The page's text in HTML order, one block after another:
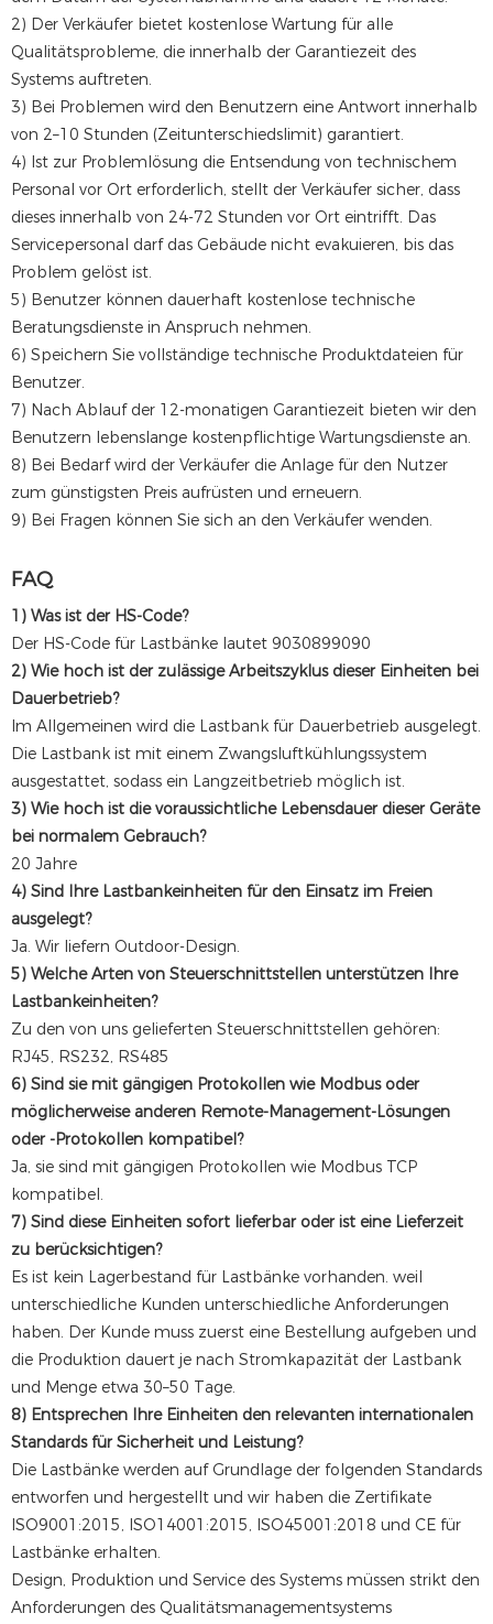
2) Der Verkäufer bietet kostenlose Wartung für alle
Qualitätsprobleme, die innerhalb der Garantiezeit des
Systems auftreten.
3) Bei Problemen wird den Benutzern eine Antwort innerhalb
von 2–10 Stunden (Zeitunterschiedslimit) garantiert.
4) Ist zur Problemlösung die Entsendung von technischem
Personal vor Ort erforderlich, stellt der Verkäufer sicher, dass
dieses innerhalb von 24-72 Stunden vor Ort eintrifft. Das
Servicepersonal darf das Gebäude nicht evakuieren, bis das
Problem gelöst ist.
5) Benutzer können dauerhaft kostenlose technische
Beratungsdienste in Anspruch nehmen.
6) Speichern Sie vollständige technische Produktdateien für
Benutzer.
7) Nach Ablauf der 12-monatigen Garantiezeit bieten wir den
Benutzern lebenslange kostenpflichtige Wartungsdienste an.
8) Bei Bedarf wird der Verkäufer die Anlage für den Nutzer
zum günstigsten Preis aufrüsten und erneuern.
9) Bei Fragen können Sie sich an den Verkäufer wenden.
FAQ
1) Was ist der HS-Code?
Der HS-Code für Lastbänke lautet 9030899090
2) Wie hoch ist der zulässige Arbeitszyklus dieser Einheiten bei
Dauerbetrieb?
Im Allgemeinen wird die Lastbank für Dauerbetrieb ausgelegt.
Die Lastbank ist mit einem Zwangsluftkühlungssystem
ausgestattet, sodass ein Langzeitbetrieb möglich ist.
3) Wie hoch ist die voraussichtliche Lebensdauer dieser Geräte
bei normalem Gebrauch?
20 Jahre
4) Sind Ihre Lastbankeinheiten für den Einsatz im Freien
ausgelegt?
Ja. Wir liefern Outdoor-Design.
5) Welche Arten von Steuerschnittstellen unterstützen Ihre
Lastbankeinheiten?
Zu den von uns gelieferten Steuerschnittstellen gehören:
RJ45, RS232, RS485
6) Sind sie mit gängigen Protokollen wie Modbus oder
möglicherweise anderen Remote-Management-Lösungen
oder -Protokollen kompatibel?
Ja, sie sind mit gängigen Protokollen wie Modbus TCP
kompatibel.
7) Sind diese Einheiten sofort lieferbar oder ist eine Lieferzeit
zu berücksichtigen?
Es ist kein Lagerbestand für Lastbänke vorhanden. weil
unterschiedliche Kunden unterschiedliche Anforderungen
haben. Der Kunde muss zuerst eine Bestellung aufgeben und
die Produktion dauert je nach Stromkapazität der Lastbank
und Menge etwa 30–50 Tage.
8) Entsprechen Ihre Einheiten den relevanten internationalen
Standards für Sicherheit und Leistung?
Die Lastbänke werden auf Grundlage der folgenden Standards
entworfen und hergestellt und wir haben die Zertifikate
ISO9001:2015, ISO14001:2015, ISO45001:2018 und CE für
Lastbänke erhalten.
Design, Produktion und Service des Systems müssen strikt den
Anforderungen des Qualitätsmanagementsystems